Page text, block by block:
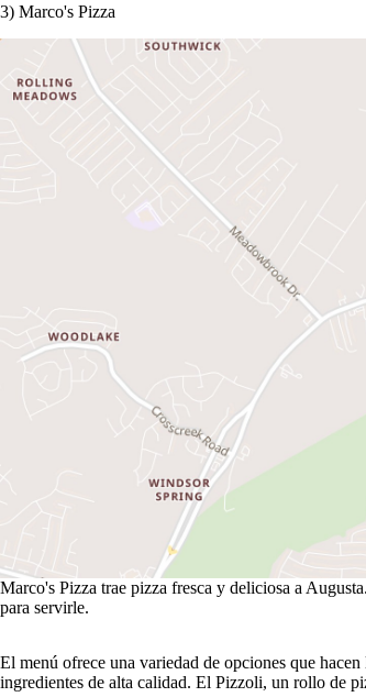
3) Marco's Pizza
Marco's Pizza trae pizza fresca y deliciosa a
para servirle.
El menú ofrece una variedad de opciones que
ingredientes de alta calidad. El Pizzoli, un rollo de